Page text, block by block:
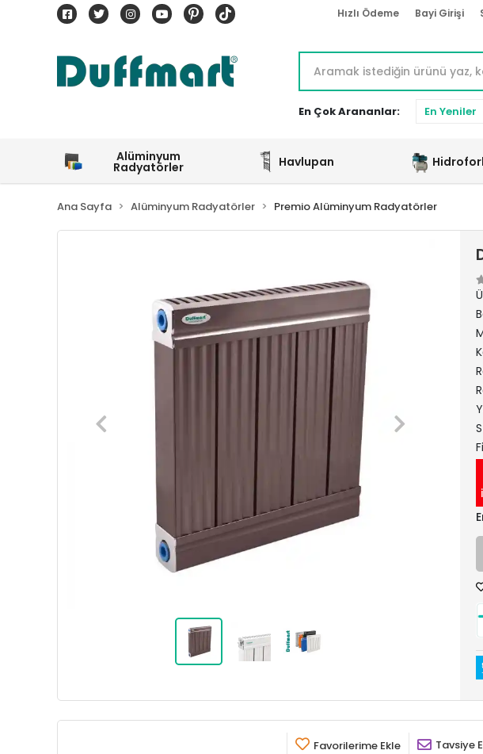
Hızlı Ödeme Bayi Girişi
En Çok Arananlar: En Yeniler
Alüminyum
Radyatörler Havlupan
Ana Sayfa Alüminyum Radyatörler Premio Alüminyum Radyatörler
Favorilerime Ekle Tavsiye